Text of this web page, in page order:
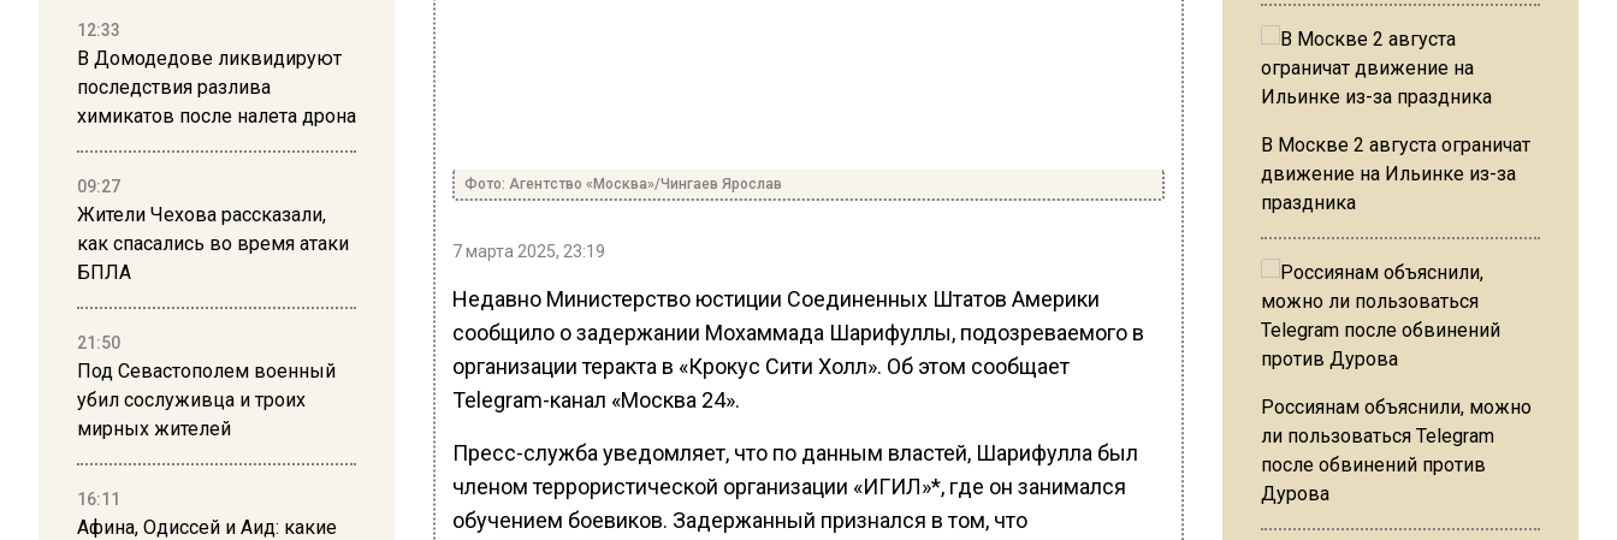
12:33
В Домодедове ликвидируют
последствия разлива
химикатов после налета дрона
09:27
Жители Чехова рассказали,
как спасались во время атаки
БПЛА
21:50
Под Севастополем военный
убил сослуживца и троих
мирных жителей
16:11
Афина, Одиссей и Аид: какие
Фото: Агентство «Москва»/Чингаев Ярослав
7 марта 2025, 23:19
Недавно Министерство юстиции Соединенных Штатов Америки
сообщило о задержании Мохаммада Шарифуллы, подозреваемого в
организации теракта в «Крокус Сити Холл». Об этом сообщает
Telegram-канал «Москва 24».
Пресс-служба уведомляет, что по данным властей, Шарифулла был
членом террористической организации «ИГИЛ»*, где он занимался
обучением боевиков. Задержанный признался в том, что
В Москве 2 августа ограничат
движение на Ильинке из-за
праздника
Россиянам объяснили, можно
ли пользоваться Telegram
после обвинений против
Дурова